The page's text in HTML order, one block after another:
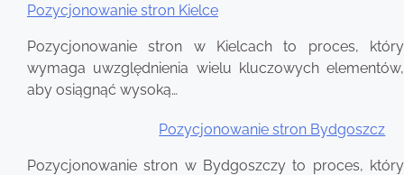
Pozycjonowanie stron Kielce
Pozycjonowanie stron w Kielcach to proces, który
wymaga uwzględnienia wielu kluczowych elementów,
aby osiągnąć wysoką…
Pozycjonowanie stron Bydgoszcz
Pozycjonowanie stron w Bydgoszczy to proces, który